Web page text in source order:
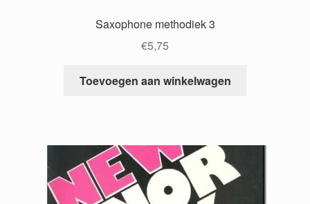
Saxophone methodiek 3
€5,75
Toevoegen aan winkelwagen